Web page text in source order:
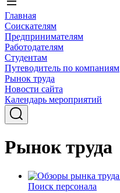
Главная
Соискателям
Предпринимателям
Работодателям
Студентам
Путеводитель по компаниям
Рынок труда
Новости сайта
Календарь мероприятий
Рынок труда
Поиск персонала